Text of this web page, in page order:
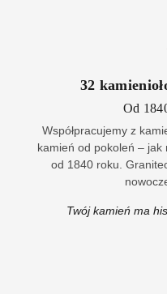
32
Od
Współpracujemy z
kamień od pokoleń – jak
od 1840 roku.
Twój kamień ma